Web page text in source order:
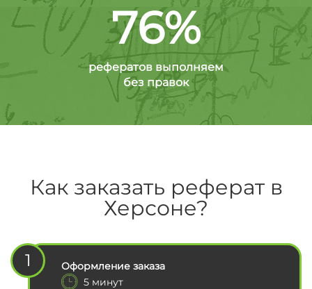
76%
рефератов выполняем
без правок
Как заказать реферат в
Херсоне?
1
Оформление заказа
5 минут